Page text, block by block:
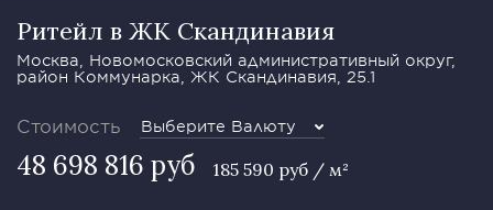
Ритейл в ЖК Скандинавия
Москва, Новомосковский административный округ,
район Коммунарка, ЖК Скандинавия, 25.1
Стоимость Выберите Валюту
48 698 816 руб 185 590 руб / м²